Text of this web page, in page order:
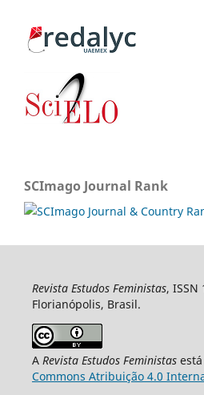
SCImago Journal Rank
Revista Estudos Feministas, ISSN
Florianópolis, Brasil.
A Revista Estudos Feministasestá
Commons Atribuição 4.0